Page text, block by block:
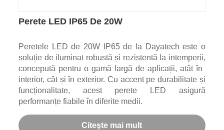
Perete LED IP65 De 20W
Peretele LED de 20W IP65 de la Dayatech este o
soluție de iluminat robustă și rezistentă la intemperii,
concepută pentru o gamă largă de aplicații, atât în ​​
interior, cât și în exterior. Cu accent pe durabilitate și
funcționalitate, acest perete LED asigură
performanțe fiabile în diferite medii.
Citeşte mai mult